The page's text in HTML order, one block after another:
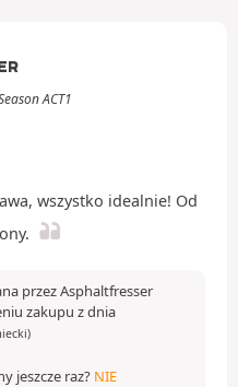
ACT1
wszystko idealnie! Od
przez Asphaltfresser
zakupu z dnia
jeszcze raz? NIE